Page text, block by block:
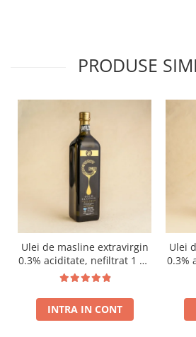
PRODUSE
Ulei de masline extravirgin
0.3% aciditate, nefiltrat 1 L -
presat la rece RECOLTA
INTRA IN CONT
Ulei
0.3%